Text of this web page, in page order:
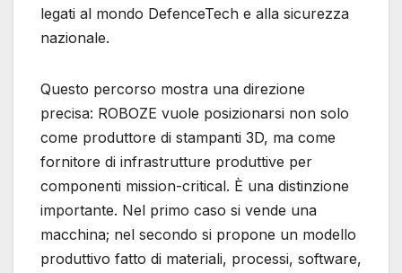
legati al mondo DefenceTech e alla sicurezza
nazionale.
Questo percorso mostra una direzione
precisa: ROBOZE vuole posizionarsi non solo
come produttore di stampanti 3D, ma come
fornitore di infrastrutture produttive per
componenti mission-critical. È una distinzione
importante. Nel primo caso si vende una
macchina; nel secondo si propone un modello
produttivo fatto di materiali, processi, software,